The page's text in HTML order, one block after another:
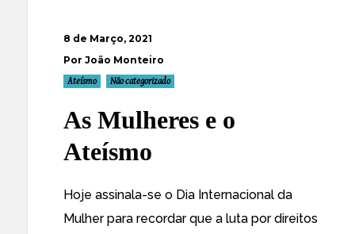
8 de Março, 2021
Por João Monteiro
Ateísmo Não categorizado
As Mulheres e o
Ateísmo
Hoje assinala-se o Dia Internacional da
Mulher para recordar que a luta por direitos